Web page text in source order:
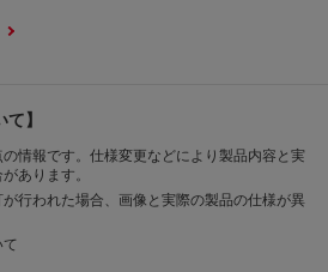
】
情報です。仕様変更などにより製品内容と実
あります。
行われた場合、画像と実際の製品の仕様が異